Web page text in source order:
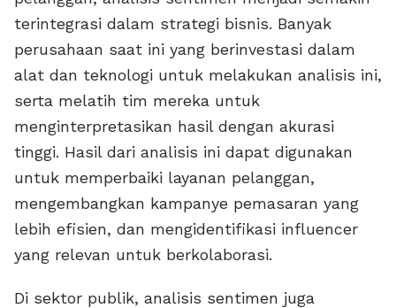
terintegrasi dalam strategi bisnis. Banyak
perusahaan saat ini yang berinvestasi dalam
alat dan teknologi untuk melakukan analisis ini,
serta melatih tim mereka untuk
menginterpretasikan hasil dengan akurasi
tinggi. Hasil dari analisis ini dapat digunakan
untuk memperbaiki layanan pelanggan,
mengembangkan kampanye pemasaran yang
lebih efisien, dan mengidentifikasi influencer
yang relevan untuk berkolaborasi.
Di sektor publik, analisis sentimen juga